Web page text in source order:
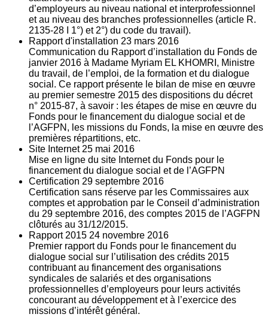
d’employeurs au niveau national et interprofessionnel
et au niveau des branches professionnelles (article R.
2135‐28 I 1°) et 2°) du code du travail).
Rapport d'installation 23 mars 2016
Communication du Rapport d’installation du Fonds de
janvier 2016 à Madame Myriam EL KHOMRI, Ministre
du travail, de l’emploi, de la formation et du dialogue
social. Ce rapport présente le bilan de mise en œuvre
au premier semestre 2015 des dispositions du décret
n° 2015-87, à savoir : les étapes de mise en œuvre du
Fonds pour le financement du dialogue social et de
l’AGFPN, les missions du Fonds, la mise en œuvre des
premières répartitions, etc.
Site Internet 25 mai 2016
Mise en ligne du site Internet du Fonds pour le
financement du dialogue social et de l’AGFPN
Certification 29 septembre 2016
Certification sans réserve par les Commissaires aux
comptes et approbation par le Conseil d’administration
du 29 septembre 2016, des comptes 2015 de l’AGFPN
clôturés au 31/12/2015.
Rapport 2015 24 novembre 2016
Premier rapport du Fonds pour le financement du
dialogue social sur l’utilisation des crédits 2015
contribuant au financement des organisations
syndicales de salariés et des organisations
professionnelles d’employeurs pour leurs activités
concourant au développement et à l’exercice des
missions d’intérêt général.